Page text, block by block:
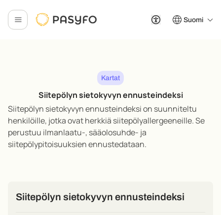
Suomi
Kartat
Siitepölyn sietokyvyn ennusteindeksi
Siitepölyn sietokyvyn ennusteindeksi on suunniteltu
henkilöille, jotka ovat herkkiä siitepölyallergeeneille. Se
perustuu ilmanlaatu-, sääolosuhde- ja
siitepölypitoisuuksien ennustedataan.
Siitepölyn sietokyvyn ennusteindeksi